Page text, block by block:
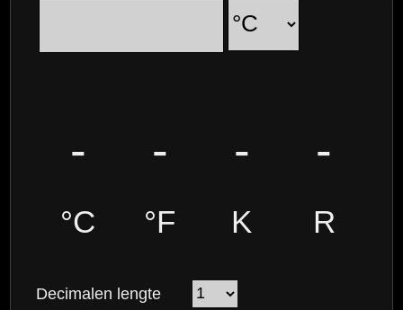
-
°C
-
°F
-
K
-
R
Decimalen lengte